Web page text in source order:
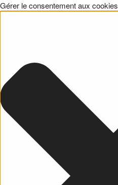
Gérer le consentement aux cookies